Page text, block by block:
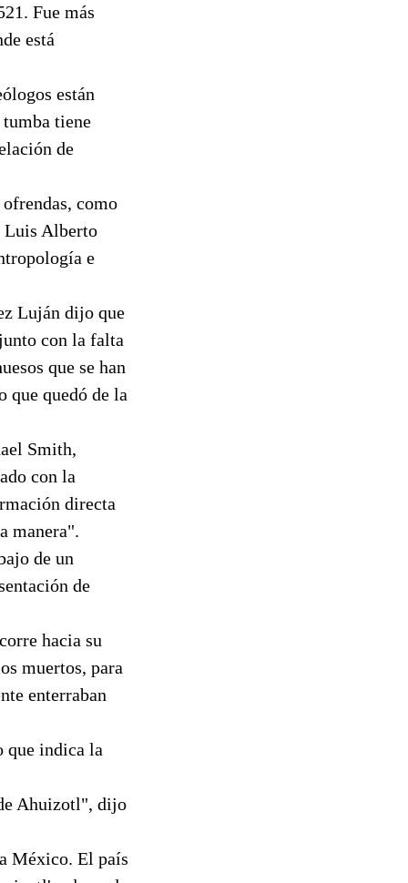
Fue más
está
están
tiene
de
como
Luis Alberto
e
Luján dijo que
con la falta
que se han
que quedó de la
Smith,
con la
directa
manera".
de un
de
hacia su
muertos, para
enterraban
que indica la
Ahuizotl", dijo
México. El país